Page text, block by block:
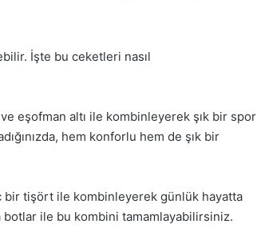
İşte bu ceketleri nasıl
eşofman altı ile kombinleyerek şık bir spor
hem konforlu hem de şık bir
bir tişört ile kombinleyerek günlük hayatta
ile bu kombini tamamlayabilirsiniz.